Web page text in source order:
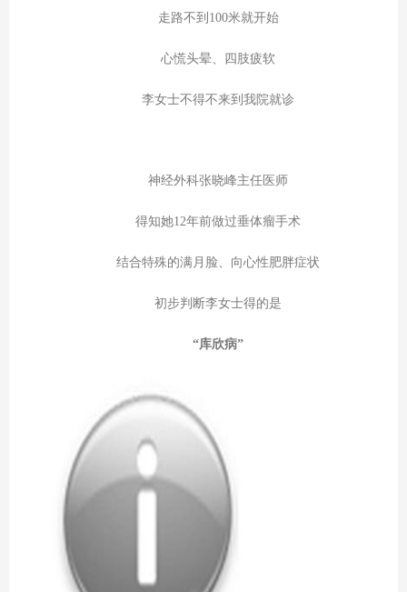
走路不到100米就开始
心慌头晕、四肢疲软
李女士不得不来到我院就诊
神经外科张晓峰主任医师
得知她12年前做过垂体瘤手术
结合特殊的满月脸、向心性肥胖症状
初步判断李女士得的是
“库欣病”